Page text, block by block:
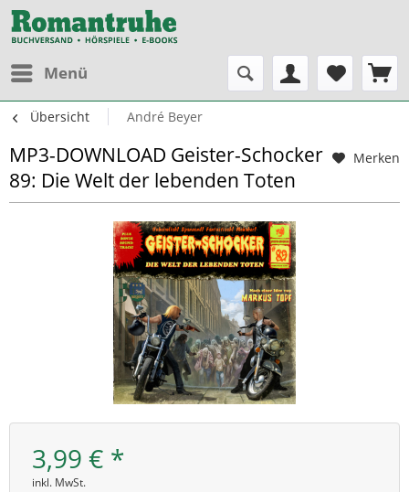
Menü
Übersicht André Beyer
Merken
MP3-DOWNLOAD Geister-Schocker
89: Die Welt der lebenden Toten
3,99 € *
inkl. MwSt.